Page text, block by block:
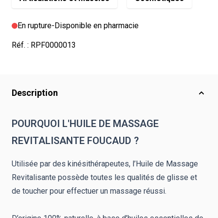
En rupture-Disponible en pharmacie
Réf. : RPF0000013
Description
POURQUOI L'HUILE DE MASSAGE
REVITALISANTE FOUCAUD ?
Utilisée par des kinésithérapeutes, l’Huile de Massage
Revitalisante possède toutes les qualités de glisse et
de toucher pour effectuer un massage réussi.